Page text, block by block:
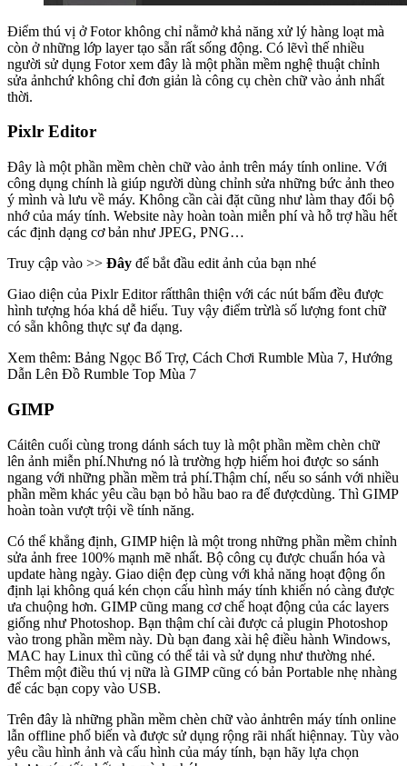
Điểm thú vị ở Fotor không chỉ nằmở khả năng xử lý hàng loạt mà
còn ở những lớp layer tạo sẵn rất sống động. Có lẽvì thế nhiều
người sử dụng Fotor xem đây là một phần mềm nghệ thuật chỉnh
sửa ảnhchứ không chỉ đơn giản là công cụ chèn chữ vào ảnh nhất
thời.
Pixlr Editor
Đây là một phần mềm chèn chữ vào ảnh trên máy tính online. Với
công dụng chính là giúp người dùng chỉnh sửa những bức ảnh theo
ý mình và lưu về máy. Không cần cài đặt cũng như làm thay đổi bộ
nhớ của máy tính. Website này hoàn toàn miễn phí và hỗ trợ hầu hết
các định dạng cơ bản như JPEG, PNG…
Truy cập vào >> Đây để bắt đầu edit ảnh của bạn nhé
Giao diện của Pixlr Editor rấtthân thiện với các nút bấm đều được
hình tượng hóa khá dễ hiểu. Tuy vậy điểm trừlà số lượng font chữ
có sẵn không thực sự đa dạng.
Xem thêm: Bảng Ngọc Bổ Trợ, Cách Chơi Rumble Mùa 7, Hướng
Dẫn Lên Đồ Rumble Top Mùa 7
GIMP
Cáitên cuối cùng trong dánh sách tuy là một phần mềm chèn chữ
lên ảnh miễn phí.Nhưng nó là trường hợp hiếm hoi được so sánh
ngang với những phần mềm trả phí.Thậm chí, nếu so sánh với nhiều
phần mềm khác yêu cầu bạn bỏ hầu bao ra để đượcdùng. Thì GIMP
hoàn toàn vượt trội về tính năng.
Có thể khẳng định, GIMP hiện là một trong những phần mềm chỉnh
sửa ảnh free 100% mạnh mẽ nhất. Bộ công cụ được chuẩn hóa và
update hàng ngày. Giao diện đẹp cùng với khả năng hoạt động ổn
định lại không quá kén chọn cấu hình máy tính khiến nó càng được
ưa chuộng hơn. GIMP cũng mang cơ chế hoạt động của các layers
giống như Photoshop. Bạn thậm chí cài được cả plugin Photoshop
vào trong phần mềm này. Dù bạn đang xài hệ điều hành Windows,
MAC hay Linux thì cũng có thể tải và sử dụng như thường nhé.
Thêm một điều thú vị nữa là GIMP cũng có bản Portable nhẹ nhàng
để các bạn copy vào USB.
Trên đây là những phần mềm chèn chữ vào ảnhtrên máy tính online
lẫn offline phổ biến và được sử dụng rộng rãi nhất hiệnnay. Tùy vào
yêu cầu hình ảnh và cấu hình của máy tính, bạn hãy lựa chọn